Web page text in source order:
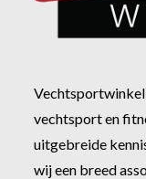
vechtsport en
uitgebreide
wij een breed